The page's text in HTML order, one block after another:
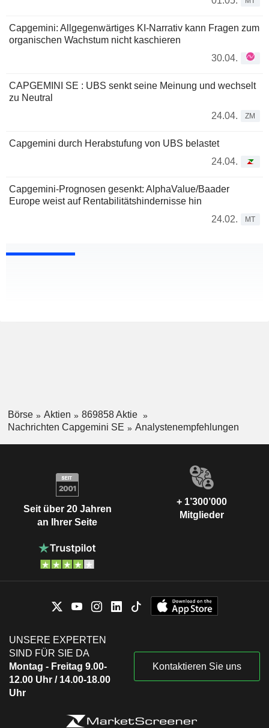
Capgemini: Allgegenwärtiges KI-Narrativ kann Fragen zum
organischen Wachstum nicht kaschieren
30.04.
CAPGEMINI SE : UBS senkt seine Meinung und wechselt
zu Neutral
24.04.
ZM
Capgemini durch Herabstufung von UBS belastet
24.04.
Capgemini-Prognosen gesenkt: AlphaValue/Baader
Europe weist auf Rentabilitätshindernisse hin
24.02.
MT
Börse Aktien
869858 Aktie
Nachrichten Capgemini SE
Analystenempfehlungen
Seit über 20 Jahren
an Ihrer Seite
+ 1’300’000
Mitglieder
UNSERE EXPERTEN
SIND FÜR SIE DA
Montag - Freitag 9.00-
12.00 Uhr / 14.00-18.00
Uhr
Kontaktieren Sie uns